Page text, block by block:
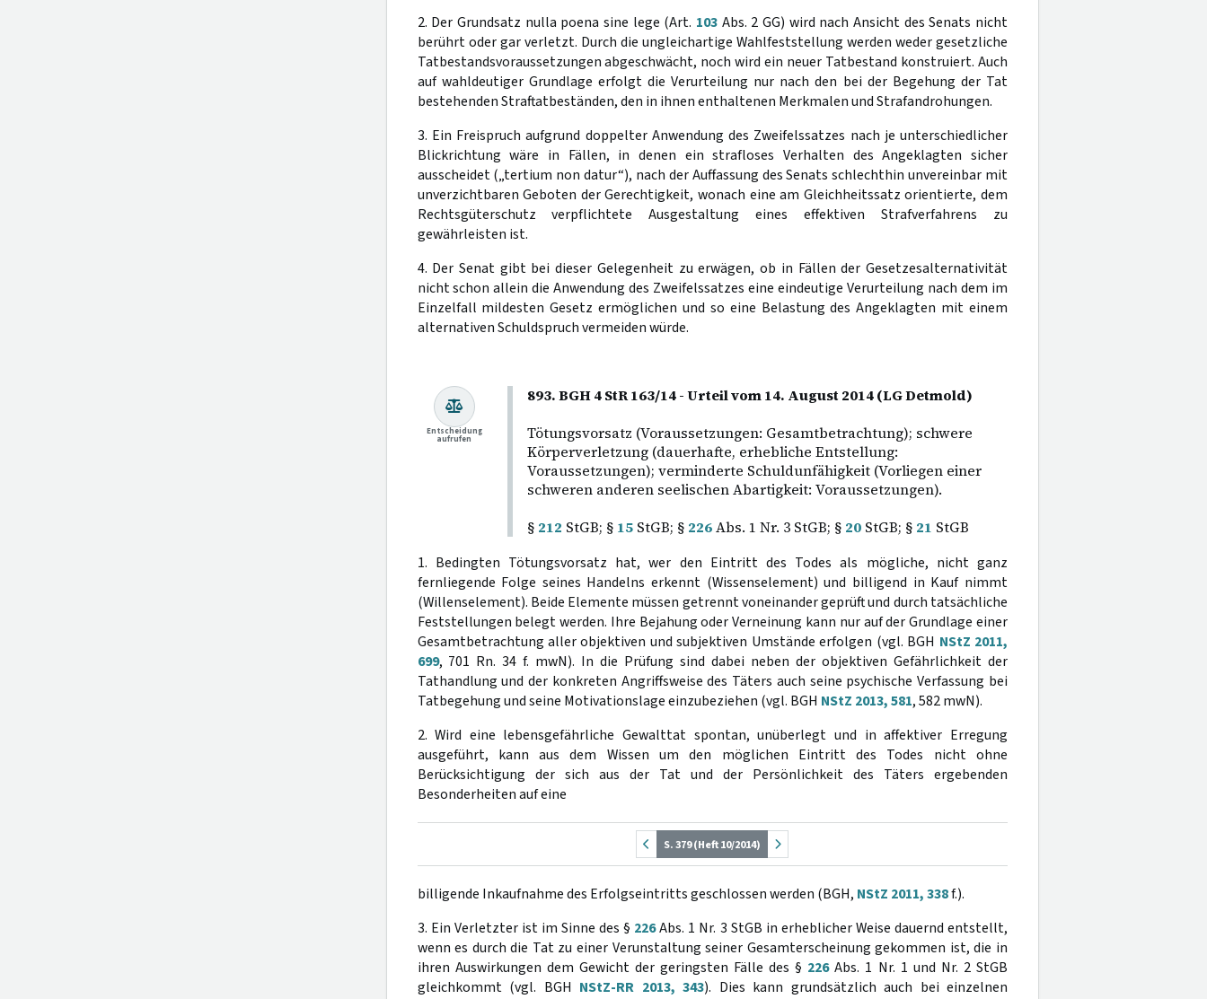
2. Der Grundsatz nulla poena sine lege (Art. 103Abs. 2 GG) wird nach Ansicht des Senats nicht
berührt oder gar verletzt. Durch die ungleichartige Wahlfeststellung werden weder gesetzliche
Tatbestandsvoraussetzungen abgeschwächt, noch wird ein neuer Tatbestand konstruiert. Auch
auf wahldeutiger Grundlage erfolgt die Verurteilung nur nach den bei der Begehung der Tat
bestehenden Straftatbeständen, den in ihnen enthaltenen Merkmalen und Strafandrohungen.
3. Ein Freispruch aufgrund doppelter Anwendung des Zweifelssatzes nach je unterschiedlicher
Blickrichtung wäre in Fällen, in denen ein strafloses Verhalten des Angeklagten sicher
ausscheidet („tertium non datur“), nach der Auffassung des Senats schlechthin unvereinbar mit
unverzichtbaren Geboten der Gerechtigkeit, wonach eine am Gleichheitssatz orientierte, dem
Rechtsgüterschutz verpflichtete Ausgestaltung eines effektiven Strafverfahrens zu
gewährleisten ist.
4. Der Senat gibt bei dieser Gelegenheit zu erwägen, ob in Fällen der Gesetzesalternativität
nicht schon allein die Anwendung des Zweifelssatzes eine eindeutige Verurteilung nach dem im
Einzelfall mildesten Gesetz ermöglichen und so eine Belastung des Angeklagten mit einem
alternativen Schuldspruch vermeiden würde.
893. BGH 4 StR 163/14 - Urteil vom 14. August 2014 (LG Detmold)
Tötungsvorsatz (Voraussetzungen: Gesamtbetrachtung); schwere
Körperverletzung (dauerhafte, erhebliche Entstellung:
Voraussetzungen); verminderte Schuldunfähigkeit (Vorliegen einer
schweren anderen seelischen Abartigkeit: Voraussetzungen).
§ 212 StGB; § 15StGB; § 226Abs. 1 Nr. 3 StGB; § 20StGB; § 21 StGB
Entscheidung
aufrufen
1. Bedingten Tötungsvorsatz hat, wer den Eintritt des Todes als mögliche, nicht ganz
fernliegende Folge seines Handelns erkennt (Wissenselement) und billigend in Kauf nimmt
(Willenselement). Beide Elemente müssen getrennt voneinander geprüft und durch tatsächliche
Feststellungen belegt werden. Ihre Bejahung oder Verneinung kann nur auf der Grundlage einer
Gesamtbetrachtung aller objektiven und subjektiven Umstände erfolgen (vgl. BGH NStZ 2011,
699, 701 Rn. 34 f. mwN). In die Prüfung sind dabei neben der objektiven Gefährlichkeit der
Tathandlung und der konkreten Angriffsweise des Täters auch seine psychische Verfassung bei
Tatbegehung und seine Motivationslage einzubeziehen (vgl. BGH NStZ 2013, 581, 582 mwN).
2. Wird eine lebensgefährliche Gewalttat spontan, unüberlegt und in affektiver Erregung
ausgeführt, kann aus dem Wissen um den möglichen Eintritt des Todes nicht ohne
Berücksichtigung der sich aus der Tat und der Persönlichkeit des Täters ergebenden
Besonderheiten auf eine
S. 379 (Heft 10/2014)
billigende Inkaufnahme des Erfolgseintritts geschlossen werden (BGH, NStZ 2011, 338f.).
3. Ein Verletzter ist im Sinne des § 226Abs. 1 Nr. 3 StGB in erheblicher Weise dauernd entstellt,
wenn es durch die Tat zu einer Verunstaltung seiner Gesamterscheinung gekommen ist, die in
ihren Auswirkungen dem Gewicht der geringsten Fälle des § 226Abs. 1 Nr. 1 und Nr. 2 StGB
gleichkommt (vgl. BGH NStZ-RR 2013, 343). Dies kann grundsätzlich auch bei einzelnen